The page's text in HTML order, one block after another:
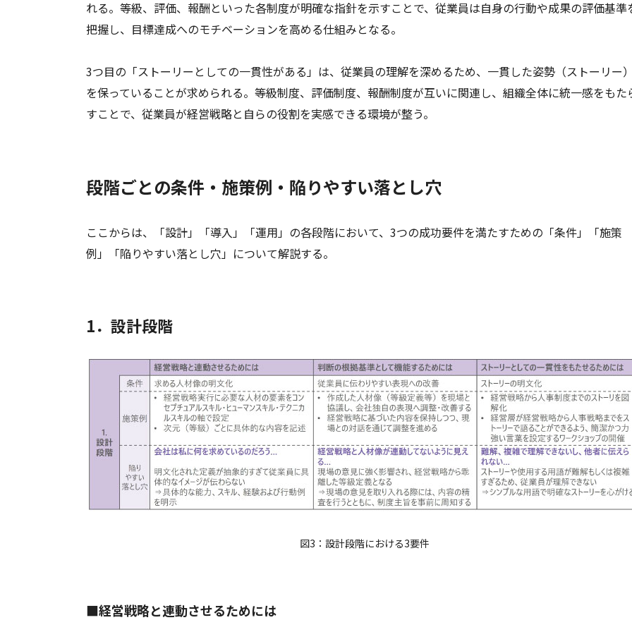
れる。等級、評価、報酬といった各制度が明確な指針を示すことで、従業員は自身の行動や成果の評価基準
把握し、目標達成へのモチベーションを高める仕組みとなる。
3つ目の「ストーリーとしての一貫性がある」は、従業員の理解を深めるため、一貫した姿勢（ストーリー）
を保っていることが求められる。等級制度、評価制度、報酬制度が互いに関連し、組織全体に統一感をもた
すことで、従業員が経営戦略と自らの役割を実感できる環境が整う。
段階ごとの条件・施策例・陥りやすい落とし穴
ここからは、「設計」「導入」「運用」の各段階において、3つの成功要件を満たすための「条件」「施策
例」「陥りやすい落とし穴」について解説する。
1．設計段階
図3：設計段階における3要件
■経営戦略と連動させるためには